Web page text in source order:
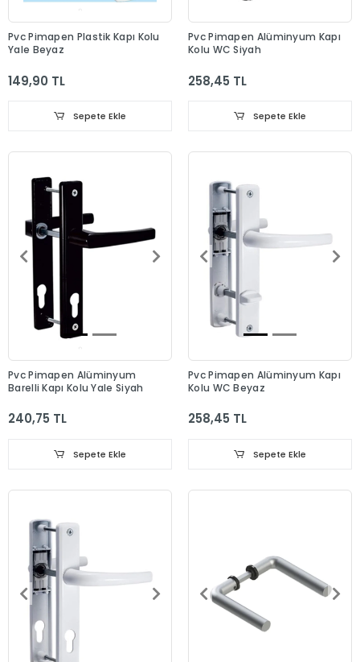
Pvc Pimapen Plastik Kapı Kolu
Yale Beyaz
149,90 TL
Sepete Ekle
Pvc Pimapen Alüminyum Kapı
Kolu WC Siyah
258,45 TL
Sepete Ekle
Pvc Pimapen Alüminyum
Barelli Kapı Kolu Yale Siyah
240,75 TL
Sepete Ekle
Pvc Pimapen Alüminyum Kapı
Kolu WC Beyaz
258,45 TL
Sepete Ekle